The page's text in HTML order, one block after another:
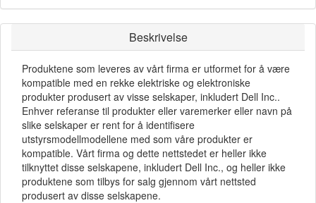
Beskrivelse
Produktene som leveres av vårt firma er utformet for å være
kompatible med en rekke elektriske og elektroniske
produkter produsert av visse selskaper, inkludert Dell Inc..
Enhver referanse til produkter eller varemerker eller navn på
slike selskaper er rent for å identifisere
utstyrsmodellmodellene med som våre produkter er
kompatible. Vårt firma og dette nettstedet er heller ikke
tilknyttet disse selskapene, inkludert Dell Inc., og heller ikke
produktene som tilbys for salg gjennom vårt nettsted
produsert av disse selskapene.